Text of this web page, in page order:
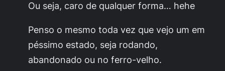
Ou seja, caro de qualquer forma… hehe
Penso o mesmo toda vez que vejo um em
péssimo estado, seja rodando,
abandonado ou no ferro-velho.